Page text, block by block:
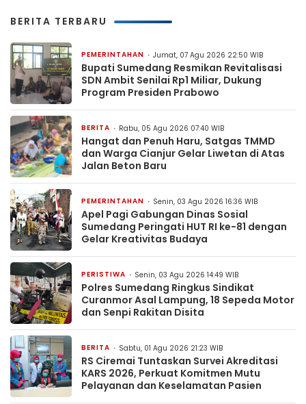
BERITA TERBARU
PEMERINTAHAN Jumat, 07 Agu 2026 22:50 WIB
Bupati Sumedang Resmikan Revitalisasi
SDN Ambit Senilai Rp1 Miliar, Dukung
Program Presiden Prabowo
BERITA Rabu, 05 Agu 2026 07:40 WIB
Hangat dan Penuh Haru, Satgas TMMD
dan Warga Cianjur Gelar Liwetan di Atas
Jalan Beton Baru
PEMERINTAHAN Senin, 03 Agu 2026 16:36 WIB
Apel Pagi Gabungan Dinas Sosial
Sumedang Peringati HUT RI ke-81 dengan
Gelar Kreativitas Budaya
PERISTIWA Senin, 03 Agu 2026 14:49 WIB
Polres Sumedang Ringkus Sindikat
Curanmor Asal Lampung, 18 Sepeda Motor
dan Senpi Rakitan Disita
BERITA Sabtu, 01 Agu 2026 21:23 WIB
RS Ciremai Tuntaskan Survei Akreditasi
KARS 2026, Perkuat Komitmen Mutu
Pelayanan dan Keselamatan Pasien